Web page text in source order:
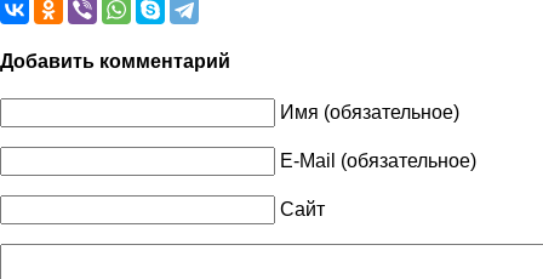
Добавить комментарий
Имя (обязательное)
E-Mail (обязательное)
Сайт